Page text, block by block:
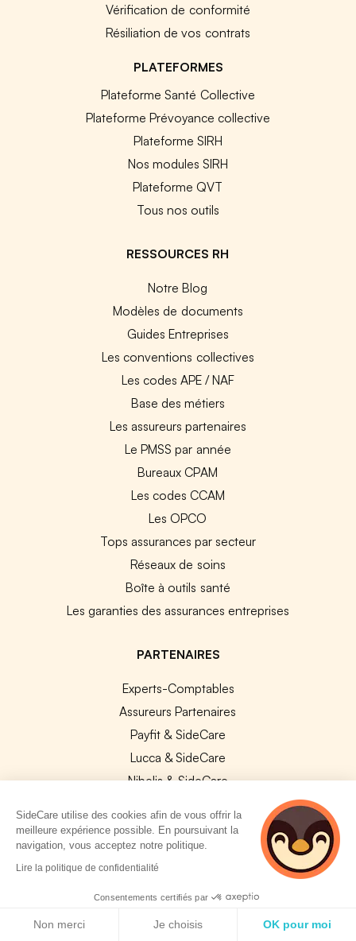
Vérification de conformité
Résiliation de vos contrats
PLATEFORMES
Plateforme Santé Collective
Plateforme Prévoyance collective
Plateforme SIRH
Nos modules SIRH
Plateforme QVT
Tous nos outils
RESSOURCES RH
Notre Blog
Modèles de documents
Guides Entreprises
Les conventions collectives
Les codes APE / NAF
Base des métiers
Les assureurs partenaires
Le PMSS par année
Bureaux CPAM
Les codes CCAM
Les OPCO
Tops assurances par secteur
Réseaux de soins
Boîte à outils santé
Les garanties des assurances entreprises
PARTENAIRES
Experts-Comptables
Assureurs Partenaires
Payfit & SideCare
Lucca & SideCare
Nibelis & SideCare
Lianeli & SideCare
API & INTEGRATIONS
SideCare utilise des cookies afin de vous offrir la
meilleure expérience possible. En poursuivant la
navigation, vous acceptez notre politique.
Lire la politique de confidentialité
Consentements certifiés par
Non merci Je choisis OK pour moi
2 personnes
consultent
actuellement cette